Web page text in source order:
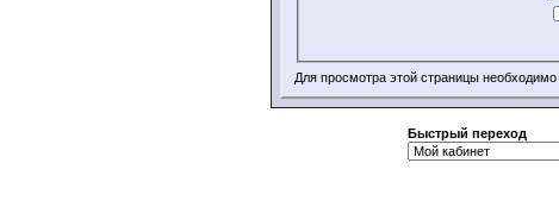
Для просмотра этой страницы необходимо
Быстрый переход